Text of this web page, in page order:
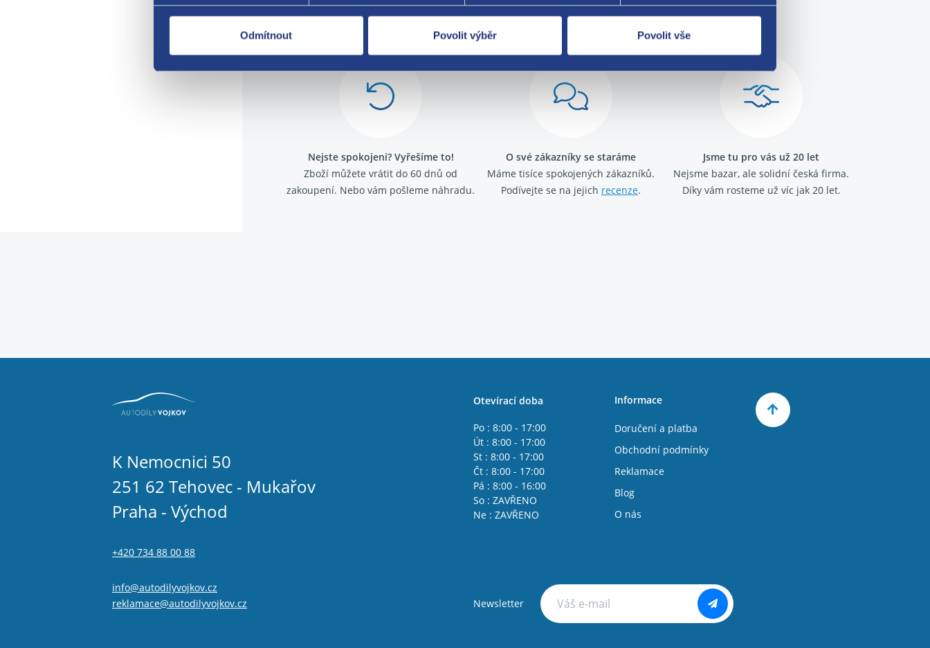
Odmítnout Povolit výběr Povolit vše
Za kvalitu ručíme!
Nejste spokojeni? Vyřešíme to!
Zboží můžete vrátit do 60 dnů od
zakoupení. Nebo vám pošleme náhradu.
O své zákazníky se staráme
Máme tisíce spokojených zákazníků.
Podívejte se na jejich recenze.
Jsme tu pro vás už 20 let
Nejsme bazar, ale solidní česká firma.
Díky vám rosteme už víc jak 20 let.
K Nemocnici 50
251 62 Tehovec - Mukařov
Praha - Východ
+420 734 88 00 88
info@autodilyvojkov.cz
reklamace@autodilyvojkov.cz
Otevírací doba
Po : 8:00 - 17:00
Út : 8:00 - 17:00
St : 8:00 - 17:00
Čt : 8:00 - 17:00
Pá : 8:00 - 16:00
So : ZAVŘENO
Ne : ZAVŘENO
Informace
Doručení a platba
Obchodní podmínky
Reklamace
Blog
O nás
Newsletter